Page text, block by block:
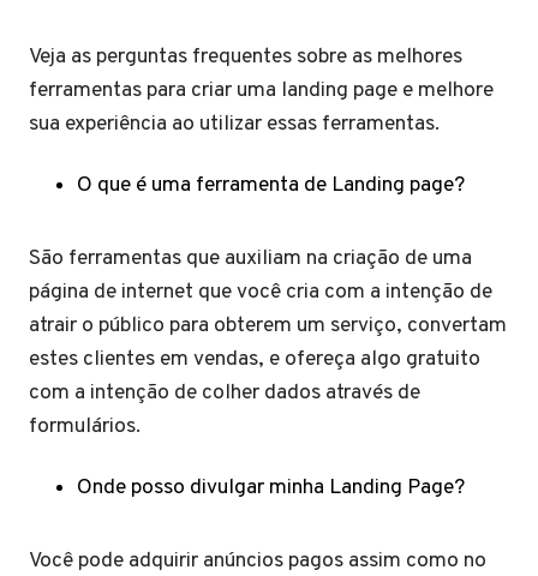
Veja as perguntas frequentes sobre as melhores
ferramentas para criar uma landing page e melhore
sua experiência ao utilizar essas ferramentas.
O que é uma ferramenta de Landing page?
São ferramentas que auxiliam na criação de uma
página de internet que você cria com a intenção de
atrair o público para obterem um serviço, convertam
estes clientes em vendas, e ofereça algo gratuito
com a intenção de colher dados através de
formulários.
Onde posso divulgar minha Landing Page?
Você pode adquirir anúncios pagos assim como no